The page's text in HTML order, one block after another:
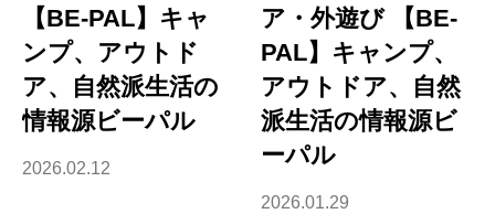
【BE-PAL】キャ
ンプ、アウトド
ア、自然派生活の
情報源ビーパル
2026.02.12
ア・外遊び 【BE-
PAL】キャンプ、
アウトドア、自然
派生活の情報源ビ
ーパル
2026.01.29